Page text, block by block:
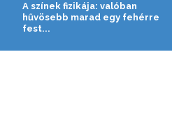
A színek fizikája: valóban
hűvösebb marad egy fehérre
fest...